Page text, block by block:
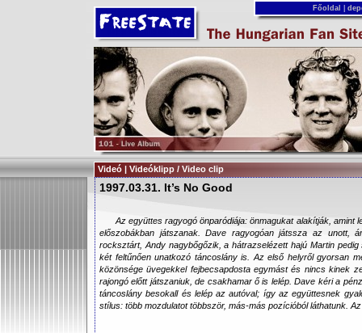
Főoldal
Videó | Videóklipp / Video clip
1997.03.31. It’s No Good
Az együttes ragyogó önparódiája: önmagukat alakítják, amint
előszobákban játszanak. Dave ragyogóan játssza az unott,
rocksztárt, Andy nagybőgőzik, a hátrazselézett hajú Martin
két feltűnően unatkozó táncoslány is. Az első helyről gyorsan
közönsége üvegekkel fejbecsapdosta egymást és nincs kinek
rajongó előtt játszaniuk, de csakhamar ő is lelép. Dave kéri a
táncoslány besokall és lelép az autóval; így az együttesnek
stílus: több mozdulatot többször, más-más pozícióból láthatunk.